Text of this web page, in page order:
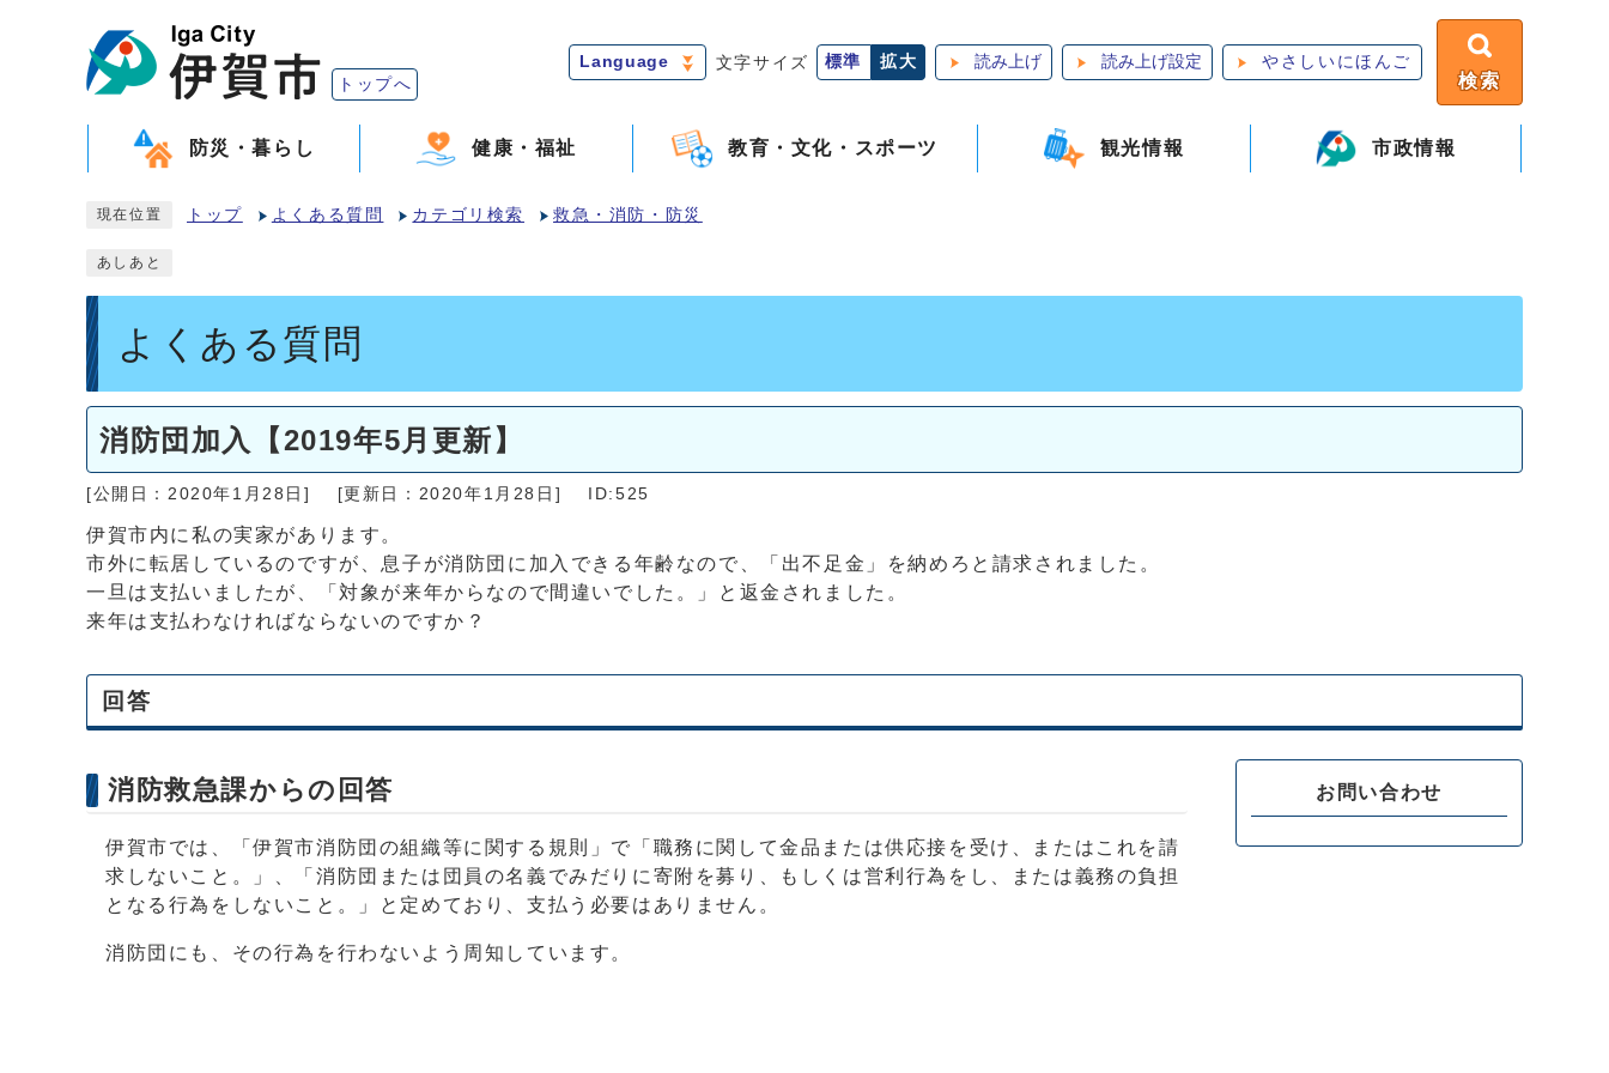
トップへ
Language 文字サイズ 標準 拡大 読み上げ 読み上げ設定 やさしいにほんご
検索
防災・暮らし 健康・福祉 教育・文化・スポーツ 観光情報 市政情報
現在位置 トップ よくある質問 カテゴリ検索 救急・消防・防災
あしあと
よくある質問
消防団加入【2019年5月更新】
[公開日：2020年1月28日] [更新日：2020年1月28日] ID:525
伊賀市内に私の実家があります。
市外に転居しているのですが、息子が消防団に加入できる年齢なので、「出不足金」を納めろと請求されました。
一旦は支払いましたが、「対象が来年からなので間違いでした。」と返金されました。
来年は支払わなければならないのですか？
回答
消防救急課からの回答
伊賀市では、「伊賀市消防団の組織等に関する規則」で「職務に関して金品または供応接を受け、またはこれを請
求しないこと。」、「消防団または団員の名義でみだりに寄附を募り、もしくは営利行為をし、または義務の負担
となる行為をしないこと。」と定めており、支払う必要はありません。
消防団にも、その行為を行わないよう周知しています。
お問い合わせ